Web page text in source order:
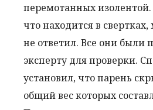
перемотанных
что находится в
не ответил. Все они были
эксперту для проверки.
установил, что парень
общий вес которых